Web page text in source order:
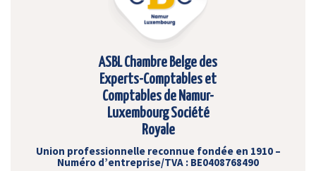
ASBL Chambre Belge des
Experts-Comptables et
Comptables de Namur-
Luxembourg Société
Royale
Union professionnelle reconnue fondée en 1910 –
Numéro d’entreprise/TVA : BE0408768490